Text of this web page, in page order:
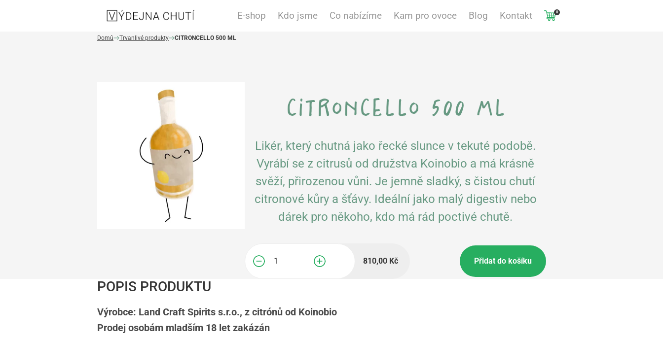
E-shop Kdo jsme Co nabízíme Kam pro ovoce Blog Kontakt 0
Domů Trvanlivé produkty CITRONCELLO 500 ML
citroncello 500 ml
Likér, který chutná jako řecké slunce v tekuté podobě.
Vyrábí se z citrusů od družstva Koinobio a má krásně
svěží, přirozenou vůni. Je jemně sladký, s čistou chutí
citronové kůry a šťávy. Ideální jako malý digestiv nebo
dárek pro někoho, kdo má rád poctivé chutě.
− + 810,00 Kč Přidat do košíku
POPIS PRODUKTU
Výrobce: Land Craft Spirits s.r.o., z citrónů od Koinobio
Prodej osobám mladším 18 let zakázán